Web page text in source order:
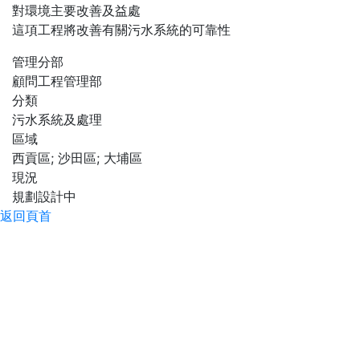
對環境主要改善及益處
這項工程將改善有關污水系統的可靠性
管理分部
顧問工程管理部
分類
污水系統及處理
區域
西貢區; 沙田區; 大埔區
現況
規劃設計中
返回頁首